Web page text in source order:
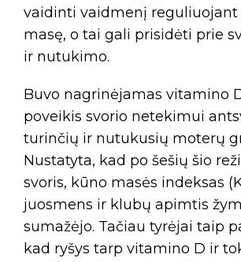
vaidinti vaidmenį reguliuojant
masę, o tai gali prisidėti prie
ir nutukimo.
Buvo nagrinėjamas vitamino
poveikis svorio netekimui
turinčių ir nutukusių moterų
Nustatyta, kad po šešių šio
svoris, kūno masės indeksas
juosmens ir klubų apimtis
sumažėjo. Tačiau tyrėjai taip
kad ryšys tarp vitamino D ir